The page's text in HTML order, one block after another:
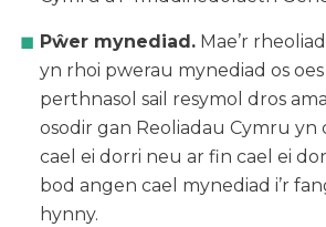
Pŵer mynediad. Mae’r
yn rhoi pwerau mynediad os
perthnasol sail resymol dros
osodir gan Reoliadau Cymru yn
cael ei dorri neu ar fin cael ei
bod angen cael mynediad i’r
hynny.